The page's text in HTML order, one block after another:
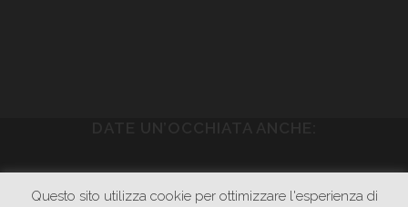
Questo sito utilizza cookie per ottimizzare l'esperienza di